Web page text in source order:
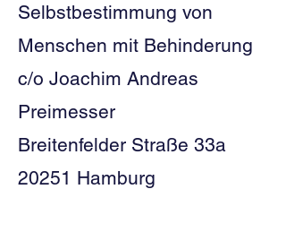
Selbstbestimmung von
Menschen mit Behinderung
c/o Joachim Andreas
Preimesser
Breitenfelder Straße 33a
20251 Hamburg